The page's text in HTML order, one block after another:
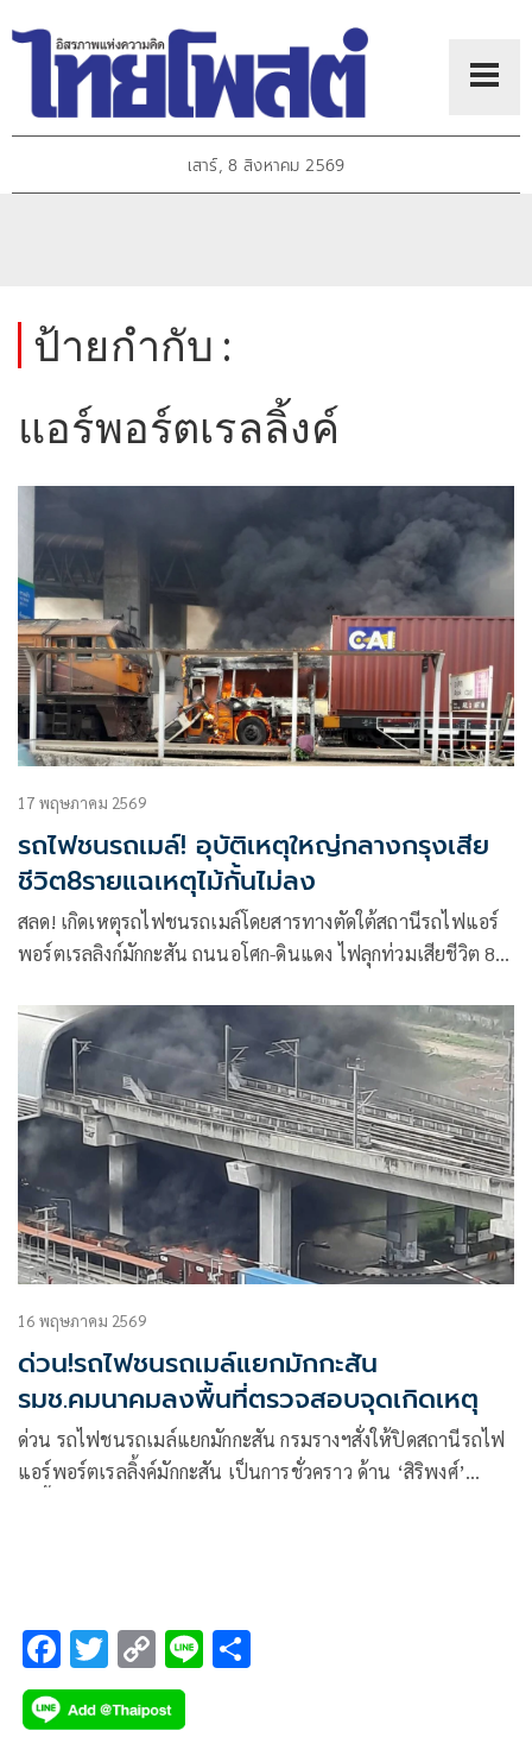
เสาร์, 8 สิงหาคม 2569
ป้ายกำกับ :
แอร์พอร์ตเรลลิ้งค์
17 พฤษภาคม 2569
รถไฟชนรถเมล์! อุบัติเหตุใหญ่กลางกรุงเสีย
ชีวิต8รายแฉเหตุไม้กั้นไม่ลง
สลด! เกิดเหตุรถไฟชนรถเมล์โดยสารทางตัดใต้สถานีรถไฟแอร์
พอร์ตเรลลิงก์มักกะสัน ถนนอโศก-ดินแดง ไฟลุกท่วมเสียชีวิต 8
กั้นไม่ลงขณะรถไฟวิ่งผ่าน ทั้งที่ตามมาตรฐานความปลอดภัยต้อง
ลง นายกฯ บินกลับจากเพชรบูรณ์ด่วนไปตรวจสอบที่เกิดเหตุ
16 พฤษภาคม 2569
ด่วน!รถไฟชนรถเมล์แยกมักกะสัน
รมช.คมนาคมลงพื้นที่ตรวจสอบจุดเกิดเหตุ
ด่วน รถไฟชนรถเมล์แยกมักกะสัน กรมรางฯสั่งให้ปิดสถานีรถไฟ
แอร์พอร์ตเรลลิ้งค์มักกะสัน เป็นการชั่วคราว ด้าน ‘สิริพงศ์’
F
ac
e
T
wi
tt
C
o
p
Li